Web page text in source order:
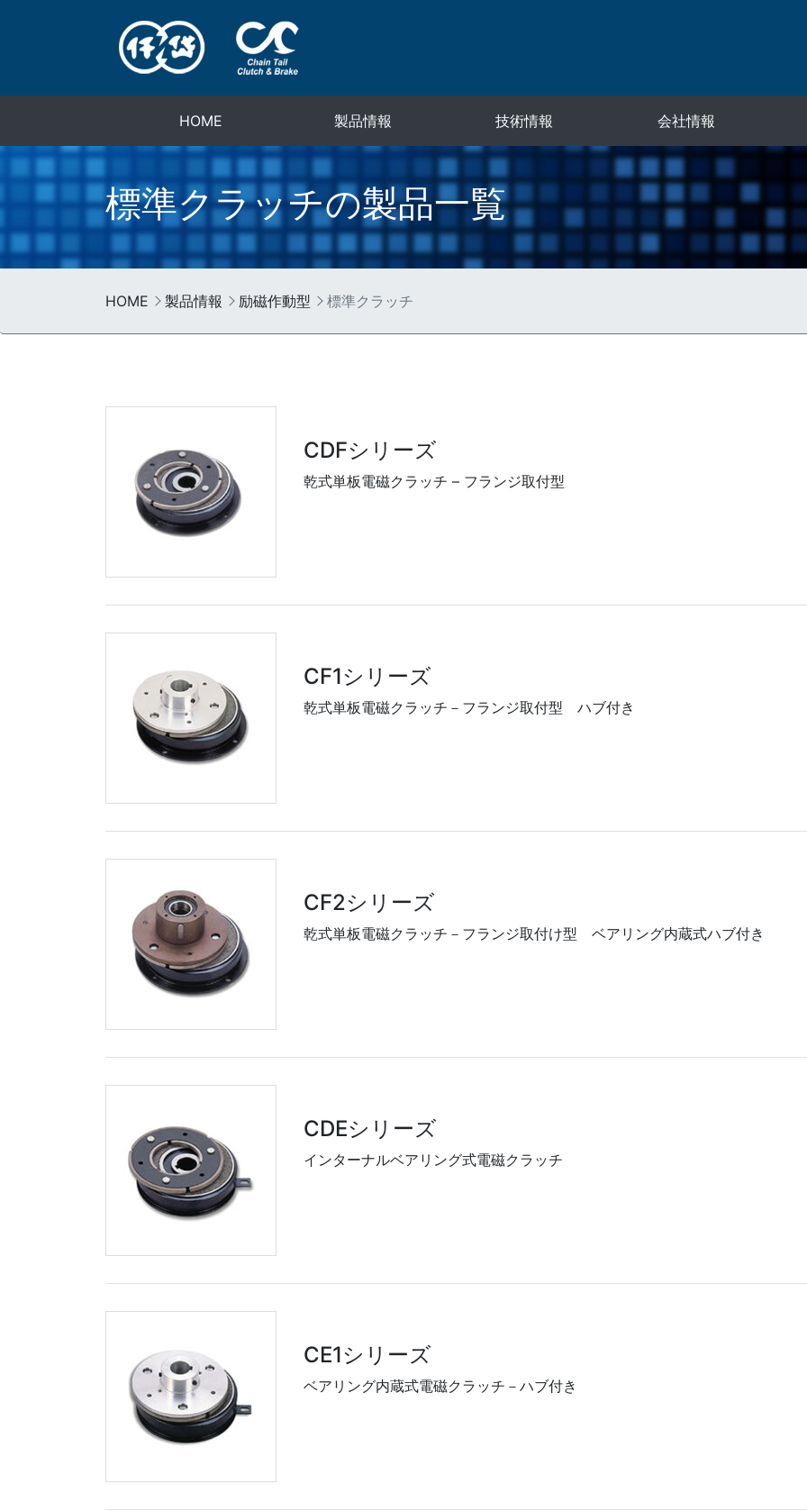
HOME 製品情報 技術情報 会社情報
標準クラッチの製品一覧
HOME 製品情報 励磁作動型 標準クラッチ
CDFシリーズ
乾式単板電磁クラッチ – フランジ取付型
CF1シリーズ
乾式単板電磁クラッチ－フランジ取付型 ハブ付き
CF2シリーズ
乾式単板電磁クラッチ－フランジ取付け型 ベアリング内蔵式ハブ付き
CDEシリーズ
インターナルベアリング式電磁クラッチ
CE1シリーズ
ベアリング内蔵式電磁クラッチ－ハブ付き